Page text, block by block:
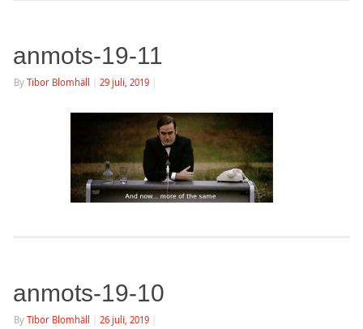
anmots-19-11
By Tibor Blomhäll 29 juli, 2019
anmots-19-10
By Tibor Blomhäll 26 juli, 2019